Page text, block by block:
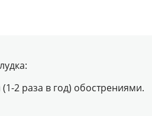
2 раза в год) обострениями.